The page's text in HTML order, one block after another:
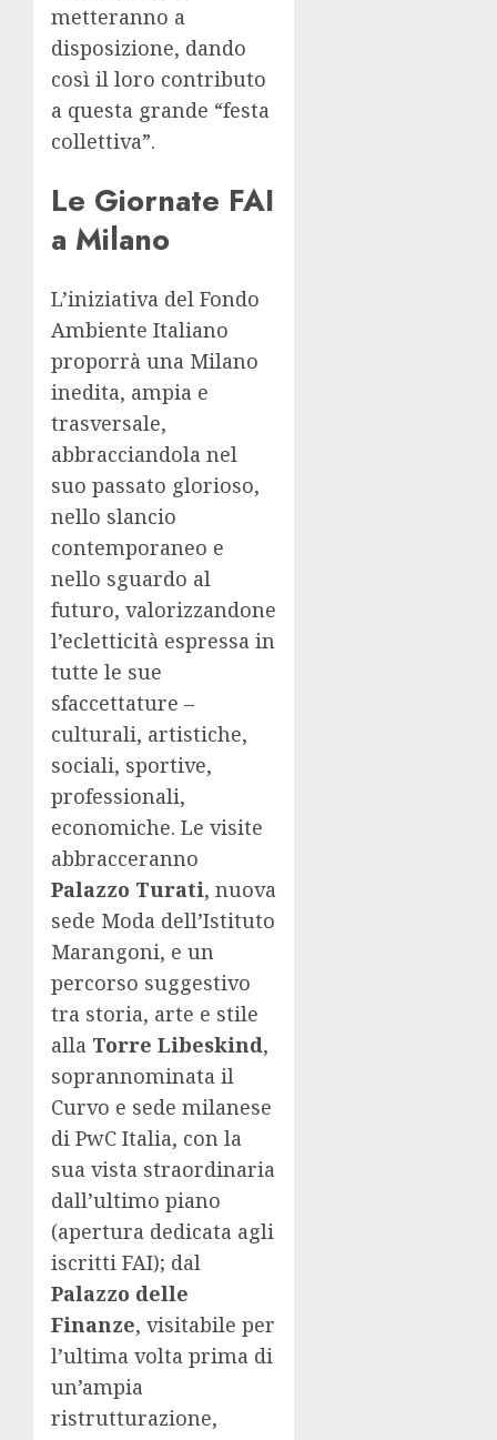
metteranno a
disposizione, dando
così il loro contributo
a questa grande “festa
collettiva”.
Le Giornate FAI
a Milano
L’iniziativa del Fondo
Ambiente Italiano
proporrà una Milano
inedita, ampia e
trasversale,
abbracciandola nel
suo passato glorioso,
nello slancio
contemporaneo e
nello sguardo al
futuro, valorizzandone
l’ecletticità espressa in
tutte le sue
sfaccettature –
culturali, artistiche,
sociali, sportive,
professionali,
economiche. Le visite
abbracceranno
Palazzo Turati, nuova
sede Moda dell’Istituto
Marangoni, e un
percorso suggestivo
tra storia, arte e stile
alla Torre Libeskind,
soprannominata il
Curvo e sede milanese
di PwC Italia, con la
sua vista straordinaria
dall’ultimo piano
(apertura dedicata agli
iscritti FAI); dal
Palazzo delle
Finanze, visitabile per
l’ultima volta prima di
un’ampia
ristrutturazione,